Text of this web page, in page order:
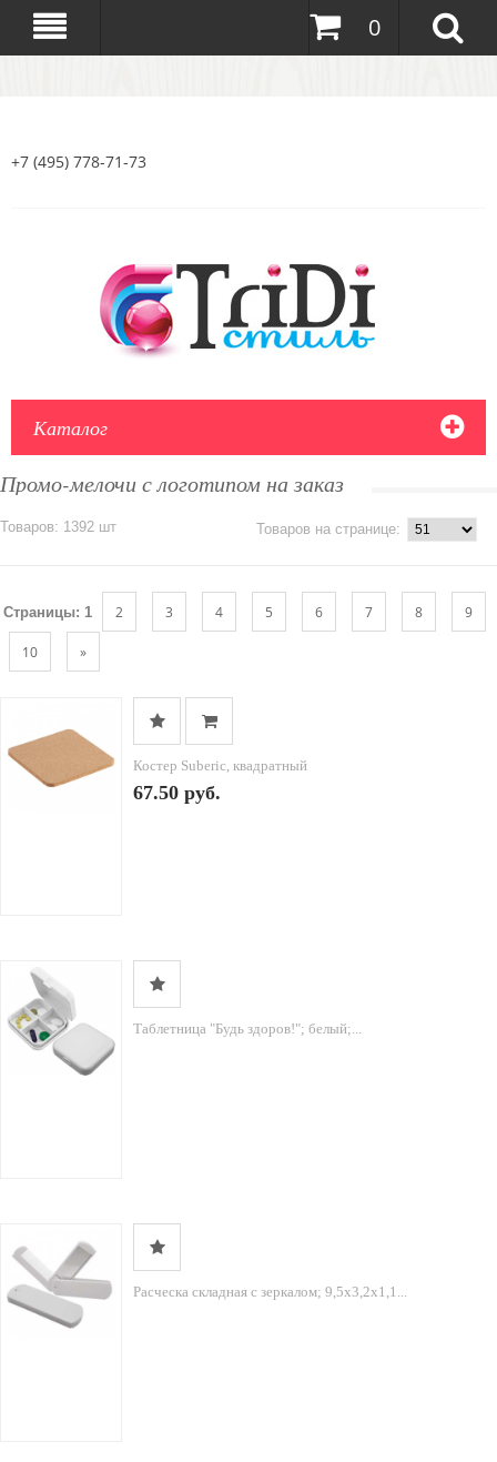
0
+7 (495) 778-71-73
Каталог
Промо-мелочи с логотипом на заказ
Товаров: 1392 шт Товаров на странице:
Страницы: 1 2 3 4 5 6 7 8 9
10 »
Костер Suberic, квадратный
67.50 руб.
Таблетница "Будь здоров!"; белый;...
Расческа складная с зеркалом; 9,5х3,2х1,1...